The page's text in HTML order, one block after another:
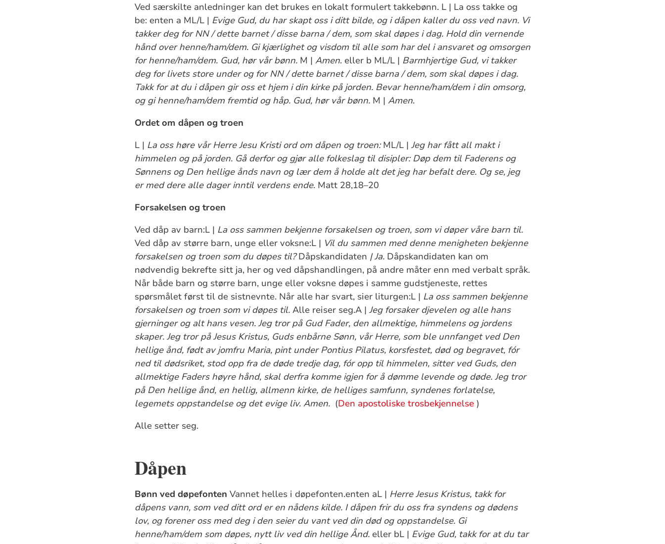
Ved særskilte anledninger kan det brukes en lokalt formulert takkebønn. L | La oss takke og
be: enten a ML/L | Evige Gud, du har skapt oss i ditt bilde, og i dåpen kaller du oss ved navn. Vi
takker deg for NN / dette barnet / disse barna / dem, som skal døpes i dag. Hold din vernende
hånd over henne/ham/dem. Gi kjærlighet og visdom til alle som har del i ansvaret og omsorgen
for henne/ham/dem. Gud, hør vår bønn. M | Amen. eller b ML/L | Barmhjertige Gud, vi takker
deg for livets store under og for NN / dette barnet / disse barna / dem, som skal døpes i dag.
Takk for at du i dåpen gir oss et hjem i din kirke på jorden. Bevar henne/ham/dem i din omsorg,
og gi henne/ham/dem fremtid og håp. Gud, hør vår bønn. M | Amen.
Ordet om dåpen og troen
L | La oss høre vår Herre Jesu Kristi ord om dåpen og troen:ML/L | Jeg har fått all makt i
himmelen og på jorden. Gå derfor og gjør alle folkeslag til disipler: Døp dem til Faderens og
Sønnens og Den hellige ånds navn og lær dem å holde alt det jeg har befalt dere. Og se, jeg
er med dere alle dager inntil verdens ende. Matt 28,18–20
Forsakelsen og troen
Ved dåp av barn:L | La oss sammen bekjenne forsakelsen og troen, som vi døper våre barn til.
Ved dåp av større barn, unge eller voksne:L | Vil du sammen med denne menigheten bekjenne
forsakelsen og troen som du døpes til?Dåpskandidaten | Ja. Dåpskandidaten kan om
nødvendig bekrefte sitt ja, her og ved dåpshandlingen, på andre måter enn med verbalt språk.
Når både barn og større barn, unge eller voksne døpes i samme gudstjeneste, rettes
spørsmålet først til de sistnevnte. Når alle har svart, sier liturgen:L | La oss sammen bekjenne
forsakelsen og troen som vi døpes til. Alle reiser seg.A | Jeg forsaker djevelen og alle hans
gjerninger og alt hans vesen. Jeg tror på Gud Fader, den allmektige, himmelens og jordens
skaper. Jeg tror på Jesus Kristus, Guds enbårne Sønn, vår Herre, som ble unnfanget ved Den
hellige ånd, født av jomfru Maria, pint under Pontius Pilatus, korsfestet, død og begravet, fór
ned til dødsriket, stod opp fra de døde tredje dag, fór opp til himmelen, sitter ved Guds, den
allmektige Faders høyre hånd, skal derfra komme igjen for å dømme levende og døde. Jeg tror
på Den hellige ånd, en hellig, allmenn kirke, de helliges samfunn, syndenes forlatelse,
legemets oppstandelse og det evige liv. Amen. (Den apostoliske trosbekjennelse )
Alle setter seg.
Dåpen
Bønn ved døpefonten Vannet helles i døpefonten.enten aL | Herre Jesus Kristus, takk for
dåpens vann, som ved ditt ord er en nådens kilde. I dåpen frir du oss fra syndens og dødens
lov, og forener oss med deg i den seier du vant ved din død og oppstandelse. Gi
henne/ham/dem som døpes, nytt liv ved din hellige Ånd. eller bL | Evige Gud, takk for at du tar